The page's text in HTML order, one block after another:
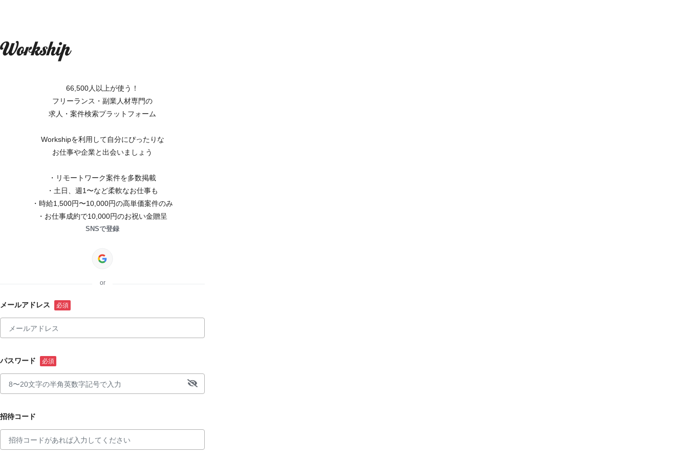
66,500人以上が使う！
フリーランス・副業人材専門の
求人・案件検索プラットフォーム
Workshipを利用して自分にぴったりな
お仕事や企業と出会いましょう
・リモートワーク案件を多数掲載
・土日、週1〜など柔軟なお仕事も
・時給1,500円〜10,000円の高単価案件のみ
・お仕事成約で10,000円のお祝い金贈呈
SNSで登録
or
メールアドレス
パスワード
招待コード